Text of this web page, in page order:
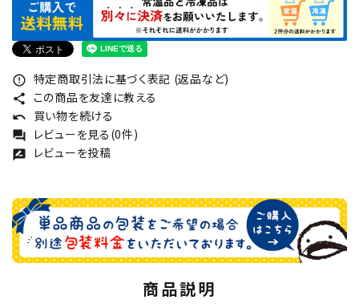
error_outline 特定商取引法に基づく表記 (返品など)
share この商品を友達に教える
undo 買い物を続ける
forum レビューを見る(0件)
rate_review レビューを投稿
商品説明